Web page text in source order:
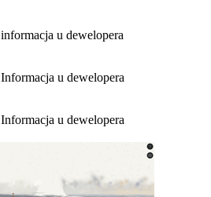
informacja u dewelopera
Informacja u dewelopera
Informacja u dewelopera